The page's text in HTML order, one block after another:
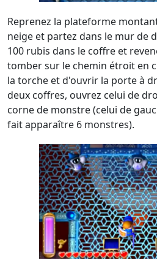
Reprenez la plateforme
neige et partez dans le mur de
100 rubis dans le coffre et
tomber sur le chemin étroit en
la torche et d'ouvrir la porte à
deux coffres, ouvrez celui de
corne de monstre (celui de
fait apparaître 6 monstres).